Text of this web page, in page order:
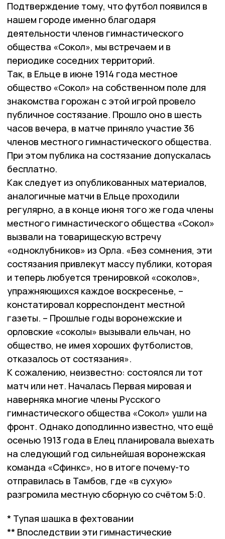
Подтверждение тому, что футбол появился в
нашем городе именно благодаря
деятельности членов гимнастического
общества «Сокол», мы встречаем и в
периодике соседних территорий.
Так, в Ельце в июне 1914 года местное
общество «Сокол» на собственном поле для
знакомства горожан с этой игрой провело
публичное состязание. Прошло оно в шесть
часов вечера, в матче приняло участие 36
членов местного гимнастического общества.
При этом публика на состязание допускалась
бесплатно.
Как следует из опубликованных материалов,
аналогичные матчи в Ельце проходили
регулярно, а в конце июня того же года члены
местного гимнастического общества «Сокол»
вызвали на товарищескую встречу
«одноклубников» из Орла. «Без сомнения, эти
состязания привлекут массу публики, которая
и теперь любуется тренировкой «соколов»,
упражняющихся каждое воскресенье, –
констатировал корреспондент местной
газеты. – Прошлые годы воронежские и
орловские «соколы» вызывали ельчан, но
общество, не имея хороших футболистов,
отказалось от состязания».
К сожалению, неизвестно: состоялся ли тот
матч или нет. Началась Первая мировая и
наверняка многие члены Русского
гимнастического общества «Сокол» ушли на
фронт. Однако доподлинно известно, что ещё
осенью 1913 года в Елец планировала выехать
на следующий год сильнейшая воронежская
команда «Сфинкс», но в итоге почему-то
отправилась в Тамбов, где «в сухую»
разгромила местную сборную со счётом 5:0.
* Тупая шашка в фехтовании
** Впоследствии эти гимнастические